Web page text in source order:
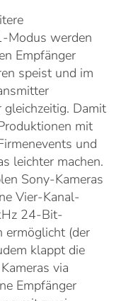
Modus werden
Empfänger
speist und im
Damit
mit
und
leichter machen.
Sony-Kameras
Vier-Kanal-
24-Bit-
ermöglicht (der
klappt die
via
Empfänger